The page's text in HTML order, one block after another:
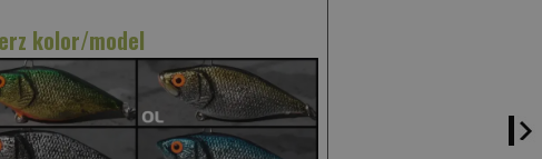
kolor/model